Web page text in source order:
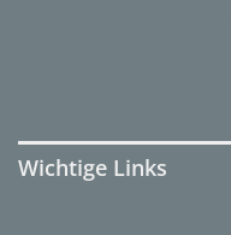
Wichtige Links